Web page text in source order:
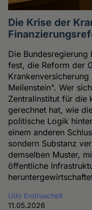
Die Krise der
Die
fest, die Reform der
Meilenstein". Wer
Zentralinstitut für die
gerechnet hat, wie
politische Logik
einem anderen
sondern Substanz
demselben Muster,
öffentliche
Udo Endruscheit
11.05.2026